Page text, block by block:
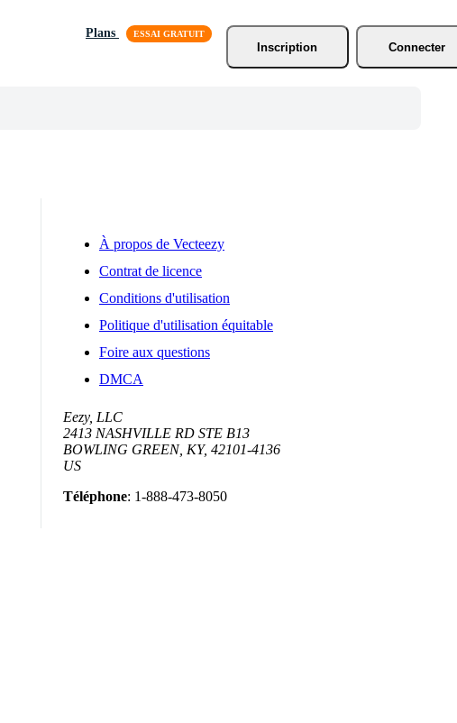
Plans
Inscription
Connecter
À propos de Vecteezy
Contrat de licence
Conditions d'utilisation
Politique d'utilisation équitable
Foire aux questions
DMCA
Eezy, LLC
2413 NASHVILLE RD STE B13
BOWLING GREEN, KY, 42101-4136
US
Téléphone: 1-888-473-8050